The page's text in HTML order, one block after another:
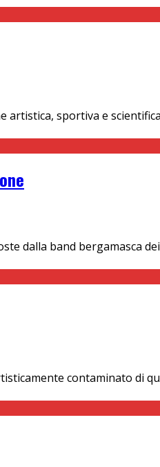
artistica, sportiva e
dalla band bergamasca
contaminato di